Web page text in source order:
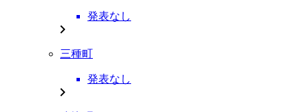
発表なし
三種町
発表なし